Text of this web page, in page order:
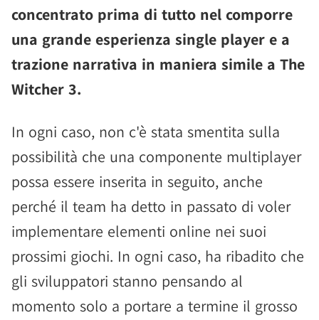
concentrato prima di tutto nel comporre
una grande esperienza single player e a
trazione narrativa in maniera simile a The
Witcher 3.
In ogni caso, non c'è stata smentita sulla
possibilità che una componente multiplayer
possa essere inserita in seguito, anche
perché il team ha detto in passato di voler
implementare elementi online nei suoi
prossimi giochi. In ogni caso, ha ribadito che
gli sviluppatori stanno pensando al
momento solo a portare a termine il grosso